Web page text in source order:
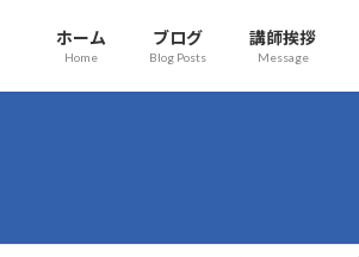
ホーム
Home
ブログ
Blog Posts
講師挨拶
Message